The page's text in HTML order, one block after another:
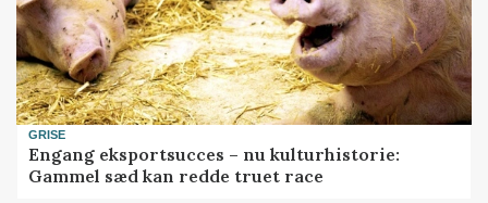
GRISE
Engang eksportsucces – nu kulturhistorie:
Gammel sæd kan redde truet race